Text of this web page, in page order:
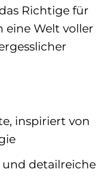
Richtige für
eine Welt voller
inspiriert von
detailreiche